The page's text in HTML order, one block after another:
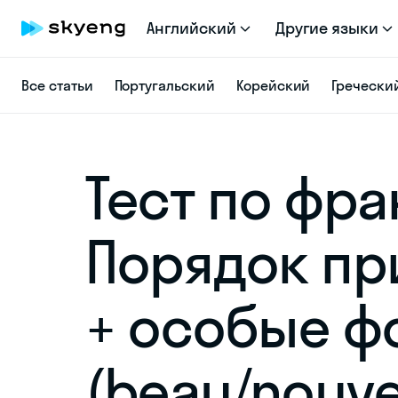
Английский Другие языки
Все статьи Португальский Корейский
Тест по
Порядок
+ особые